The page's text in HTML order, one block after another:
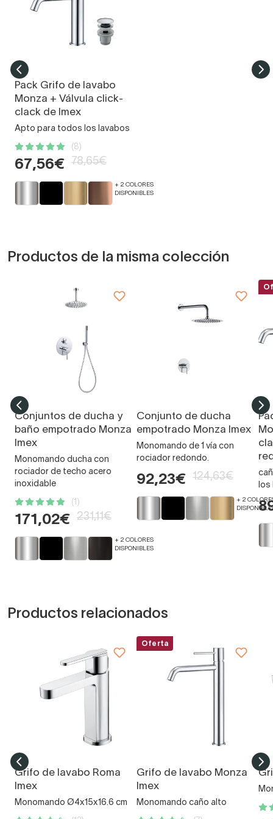
Pack Grifo de lavabo
Monza + Válvula click-
clack de Imex
Apto para todos los lavabos
(8)
67,56€ 78,65€
+ 2 COLORES
DISPONIBLES
Productos de la misma colección
Conjuntos de ducha y
baño empotrado Monza
Imex
Monomando ducha con
rociador de techo acero
inoxidable
(1)
171,02€ 231,11€
+ 2 COLORES
DISPONIBLES
Conjunto de ducha
empotrado Monza Imex
Monomando de 1 vía con
rociador redondo.
92,23€ 124,63€
+ 2
Productos relacionados
Grifo de lavabo Roma
Imex
Monomando Ø4x15x16.6 cm
Oferta
Grifo de lavabo Monza
Imex
Monomando caño alto